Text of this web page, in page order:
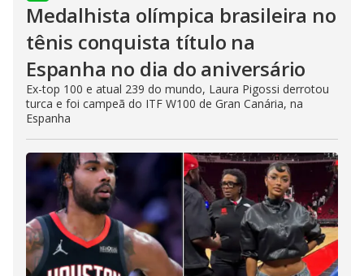
Medalhista olímpica brasileira no
tênis conquista título na
Espanha no dia do aniversário
Ex-top 100 e atual 239 do mundo, Laura Pigossi derrotou
turca e foi campeã do ITF W100 de Gran Canária, na
Espanha